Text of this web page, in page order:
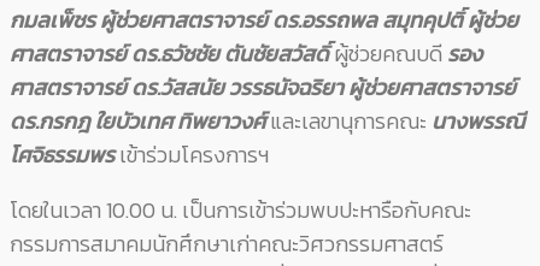
กมลเพ็ชร ผู้ช่วยศาสตราจารย์ ดร.อรรถพล สมุทคุปติ์ ผู้ช่วย
ศาสตราจารย์ ดร.ธวัชชัย ตันชัยสวัสดิ์ผู้ช่วยคณบดี รอง
ศาสตราจารย์ ดร.วัสสนัย วรรธนัจฉริยาผู้ช่วยศาสตราจารย์
ดร.กรกฎ ใยบัวเทศ ทิพยาวงศ์และเลขานุการคณะ นางพรรณี
โศจิธรรมพรเข้าร่วมโครงการฯ
โดยในเวลา 10.00 น. เป็นการเข้าร่วมพบปะหารือกับคณะ
กรรมการสมาคมนักศึกษาเก่าคณะวิศวกรรมศาสตร์